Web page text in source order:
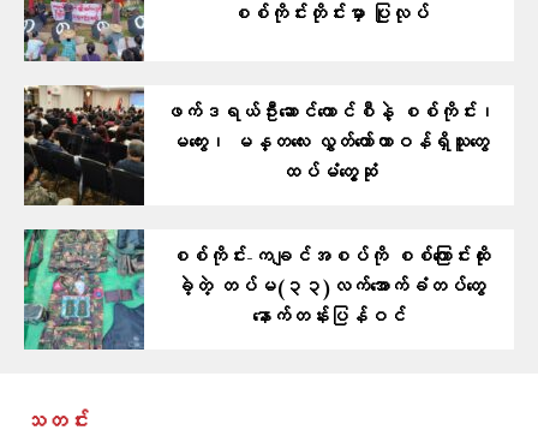
စစ်ကိုင်းတိုင်းမှာ ပြုလုပ်
ဖက်ဒရယ်ဦးဆောင်ကောင်စီနဲ့ စစ်ကိုင်း၊
မကွေး၊ မန္တလေး လွှတ်တော်တာဝန်ရှိသူတွေ
ထပ်မံတွေ့ဆုံ
စစ်ကိုင်း-ကချင်အစပ်ကို စစ်ကြောင်းထိုး
ခဲ့တဲ့ တပ်မ(၃၃)လက်အောက်ခံတပ်တွေ
နောက်တန်းပြန်ဝင်
သတင်း